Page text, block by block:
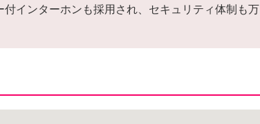
インターホンも採用され、セキュリティ体制も万